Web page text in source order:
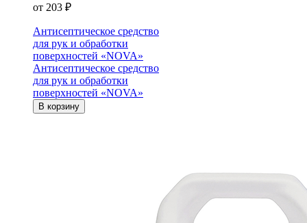
от 203 ₽
Антисептическое средство
для рук и обработки
поверхностей «NOVA»
Антисептическое средство
для рук и обработки
поверхностей «NOVA»
В корзину